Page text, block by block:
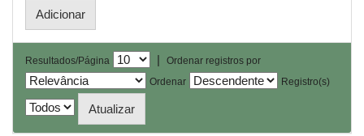
Resultados/Página |
Ordenar registros por
Ordenar
Registro(s)